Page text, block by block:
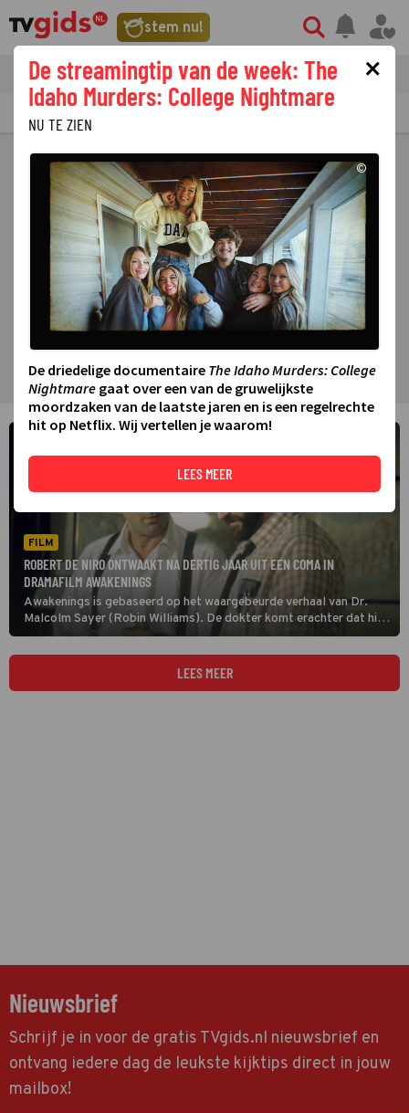
stem nu!
tvgids streaming nieuws
PRIMETIME GEMIST
FILM
ROBERT DE NIRO ONTWAAKT NA DERTIG JAAR UIT EEN COMA IN
DRAMAFILM AWAKENINGS
Awakenings is gebaseerd op het waargebeurde verhaal van Dr.
Malcolm Sayer (Robin Williams). De dokter komt erachter dat hij
zijn ‘mentaal zieke’ patiënten kan helpen. Door Sayer’s onderzoek
komt Leonard Lowe (Robert De Niro) na dertig jaar uit zijn coma.
LEES MEER
Nieuwsbrief
Schrijf je in voor de gratis TVgids.nl nieuwsbrief en
ontvang iedere dag de leukste kijktips direct in jouw
mailbox!
×
De streamingtip van de week: The
Idaho Murders: College Nightmare
NU TE ZIEN
©
De driedelige documentaire The Idaho Murders: College
Nightmare gaat over een van de gruwelijkste
moordzaken van de laatste jaren en is een regelrechte
hit op Netflix. Wij vertellen je waarom!
LEES MEER